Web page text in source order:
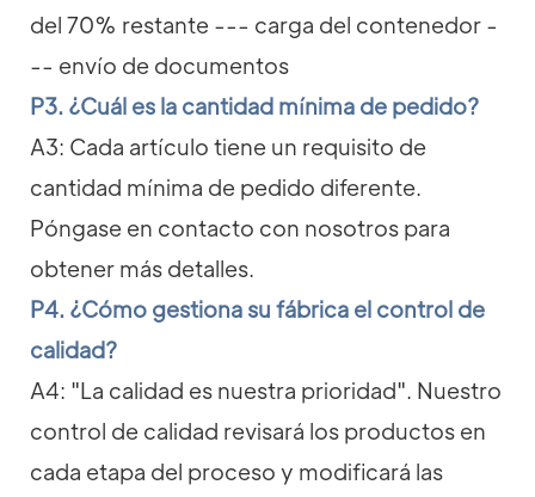
del 70% restante --- carga del contenedor -
-- envío de documentos
P3. ¿Cuál es la cantidad mínima de pedido?
A3: Cada artículo tiene un requisito de
cantidad mínima de pedido diferente.
Póngase en contacto con nosotros para
obtener más detalles.
P4. ¿Cómo gestiona su fábrica el control de
calidad?
A4: "La calidad es nuestra prioridad". Nuestro
control de calidad revisará los productos en
cada etapa del proceso y modificará las